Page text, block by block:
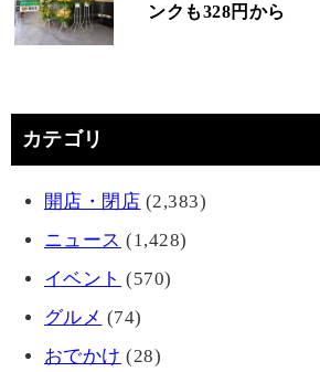
ンクも328円から
カテゴリ
開店・閉店 (2,383)
ニュース (1,428)
イベント (570)
グルメ (74)
おでかけ (28)